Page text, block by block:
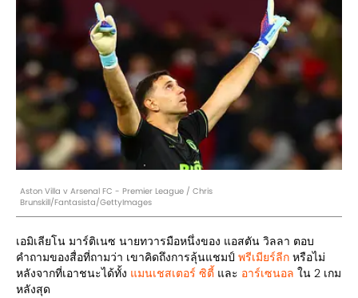
Aston Villa v Arsenal FC - Premier League / Chris
Brunskill/Fantasista/GettyImages
เอมิเลียโน มาร์ติเนซ นายทวารมือหนึ่งของ แอสตัน วิลลา ตอบ
คำถามของสื่อที่ถามว่า เขาคิดถึงการลุ้นแชมป์ พรีเมียร์ลีก หรือไม่
หลังจากที่เอาชนะได้ทั้ง แมนเชสเตอร์ ซิตี้ และ อาร์เซนอล ใน 2 เกม
หลังสุด